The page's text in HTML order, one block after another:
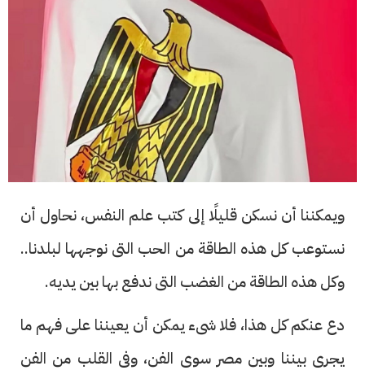
ويمكننا أن نسكن قليلًا إلى كتب علم النفس، نحاول أن
نستوعب كل هذه الطاقة من الحب التى نوجهها لبلدنا..
وكل هذه الطاقة من الغضب التى ندفع بها بين يديه.
دع عنكم كل هذا، فلا شىء يمكن أن يعيننا على فهم ما
يجرى بيننا وبين مصر سوى الفن، وفى القلب من الفن